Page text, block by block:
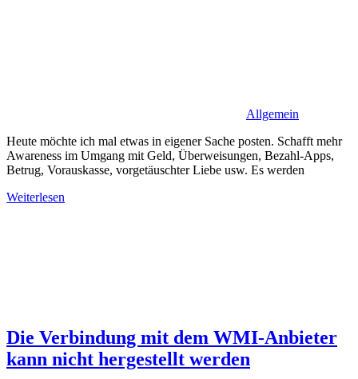
Allgemein
Heute möchte ich mal etwas in eigener Sache posten. Schafft mehr
Awareness im Umgang mit Geld, Überweisungen, Bezahl-Apps,
Betrug, Vorauskasse, vorgetäuschter Liebe usw. Es werden
Weiterlesen
Die Verbindung mit dem WMI-Anbieter
kann nicht hergestellt werden